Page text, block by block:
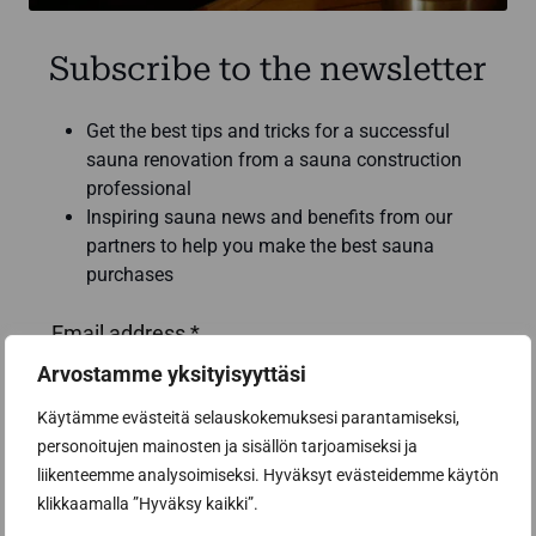
Arvostamme yksityisyyttäsi
Käytämme evästeitä selauskokemuksesi parantamiseksi,
personoitujen mainosten ja sisällön tarjoamiseksi ja
liikenteemme analysoimiseksi. Hyväksyt evästeidemme käytön
klikkaamalla ”Hyväksy kaikki”.
Subscribe to the newsletter
Get the best tips and tricks for a successful
sauna renovation from a sauna construction
professional
Inspiring sauna news and benefits from our
partners to help you make the best sauna
purchases
Email address *
Subscribe to the newsletter